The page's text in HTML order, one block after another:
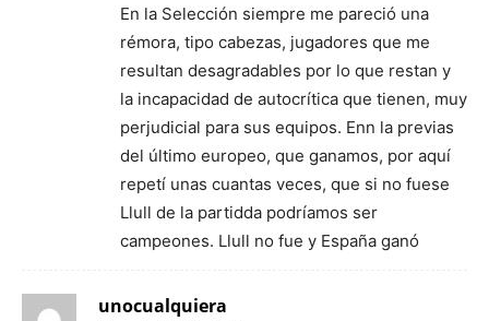
En la Selección siempre me pareció una
rémora, tipo cabezas, jugadores que me
resultan desagradables por lo que restan y
la incapacidad de autocrítica que tienen, muy
perjudicial para sus equipos. Enn la previas
del último europeo, que ganamos, por aquí
repetí unas cuantas veces, que si no fuese
Llull de la partidda podríamos ser
campeones. Llull no fue y España ganó
unocualquiera